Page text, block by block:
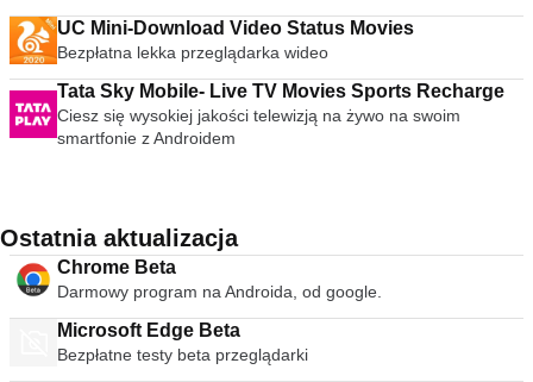
UC Mini-Download Video Status Movies
Bezpłatna lekka przeglądarka wideo
Tata Sky Mobile- Live TV Movies Sports Recharge
Ciesz się wysokiej jakości telewizją na żywo na swoim
smartfonie z Androidem
Ostatnia aktualizacja
Chrome Beta
Darmowy program na Androida, od google.
Microsoft Edge Beta
Bezpłatne testy beta przeglądarki